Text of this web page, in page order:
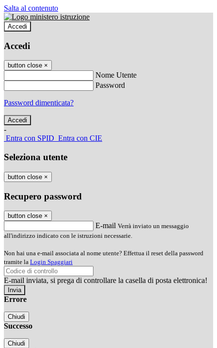
Salta al contenuto
Accedi
Accedi
button close ×
Nome Utente
Password
Password dimenticata?
-
Entra con SPID Entra con CIE
Seleziona utente
button close ×
Recupero password
button close ×
E-mail Verrà inviato un messaggio
all'indirizzo indicato con le istruzioni necessarie.
Non hai una e-mail associata al nome utente? Effettua il reset della password
tramite la Login Spaggiari
E-mail inviata, si prega di controllare la casella di posta elettronica!
Errore
Chiudi
Successo
Chiudi